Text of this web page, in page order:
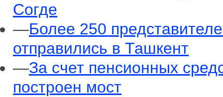
Согде
—Более 250
отправились в Ташкент
—За счет пенсионных
построен мост